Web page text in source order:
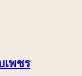
เพชร